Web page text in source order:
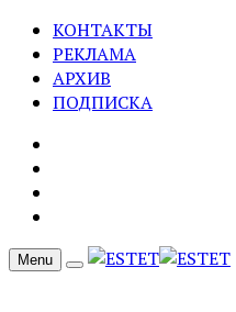
КОНТАКТЫ
РЕКЛАМА
АРХИВ
ПОДПИСКА
Menu